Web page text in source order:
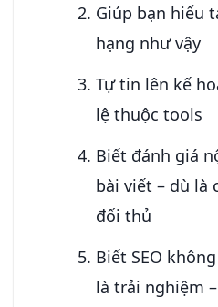
Giúp bạn hiểu
hạng như vậy
Tự tin lên kế
lệ thuộc tools
Biết đánh giá
bài viết – dù là
đối thủ
Biết SEO
là trải nghiệm